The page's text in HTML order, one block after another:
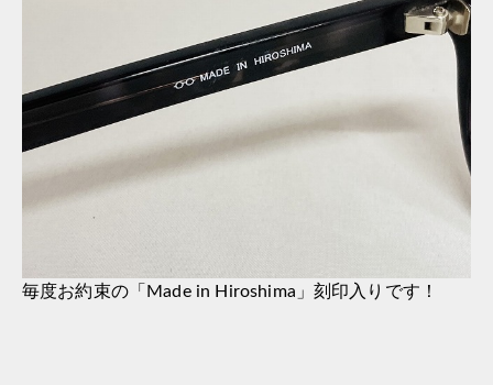
毎度お約束の「Made in Hiroshima」刻印入りです！